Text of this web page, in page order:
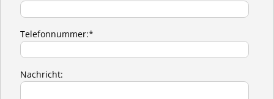
Telefonnummer:*
Nachricht: